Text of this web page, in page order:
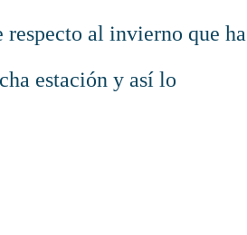
respecto al invierno que ha
estación y así lo